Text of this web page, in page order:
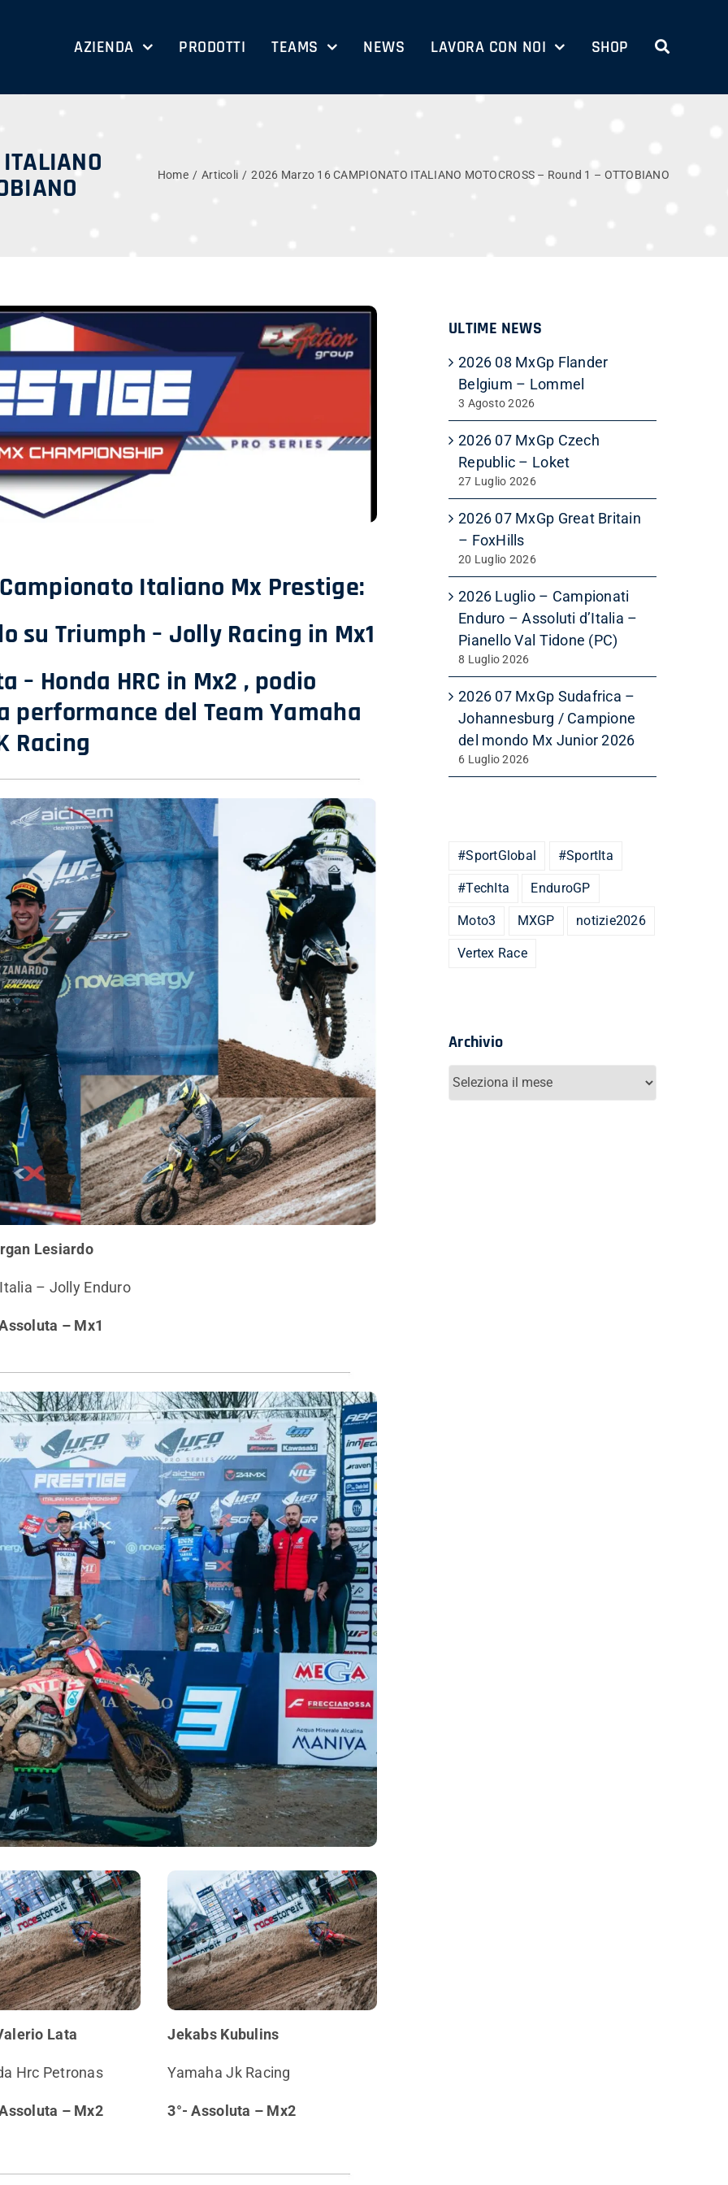
AZIENDA PRODOTTI TEAMS NEWS LAVORA CON NOI SHOP
Home Articoli 2026 Marzo 16 CAMPIONATO ITALIANO MOTOCROSS – Round 1 – OTTOBIANO
Italiano Mx Prestige:
su Triumph – Jolly Racing in Mx1
Honda HRC in Mx2 , podio
del Team Yamaha
Racing
Lesiardo
– Jolly Enduro
– Mx1
Lata
Hrc Petronas
– Mx2
Jekabs Kubulins
Yamaha Jk Racing
3°- Assoluta – Mx2
ULTIME NEWS
2026 08 MxGp Flander
Belgium – Lommel
3 Agosto 2026
2026 07 MxGp Czech
Republic – Loket
27 Luglio 2026
2026 07 MxGp Great Britain
– FoxHills
20 Luglio 2026
2026 Luglio – Campionati
Enduro – Assoluti d’Italia –
Pianello Val Tidone (PC)
8 Luglio 2026
2026 07 MxGp Sudafrica –
Johannesburg / Campione
del mondo Mx Junior 2026
6 Luglio 2026
#SportGlobal #SportIta
#TechIta EnduroGP
Moto3 MXGP notizie2026
Vertex Race
Archivio
Archivio